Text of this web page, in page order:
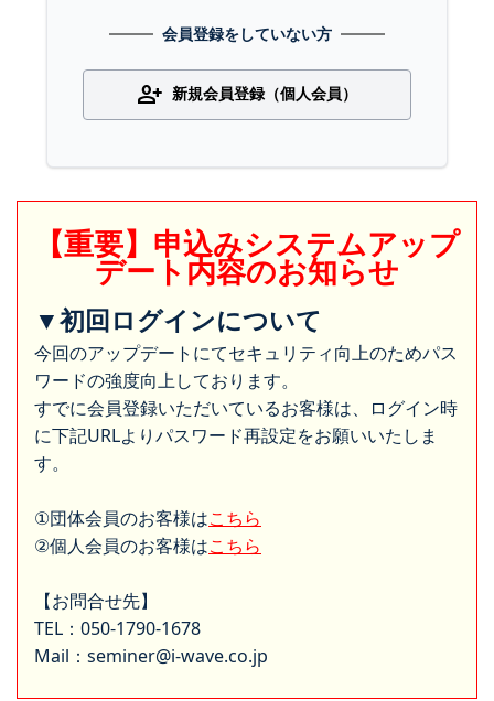
会員登録をしていない方
person_add 新規会員登録（個人会員）
【重要】申込みシステムアップ
デート内容のお知らせ
▼初回ログインについて
今回のアップデートにてセキュリティ向上のためパス
ワードの強度向上しております。
すでに会員登録いただいているお客様は、ログイン時
に下記URLよりパスワード再設定をお願いいたしま
す。
①団体会員のお客様はこちら
②個人会員のお客様はこちら
【お問合せ先】
TEL：050-1790-1678
Mail：seminer@i-wave.co.jp